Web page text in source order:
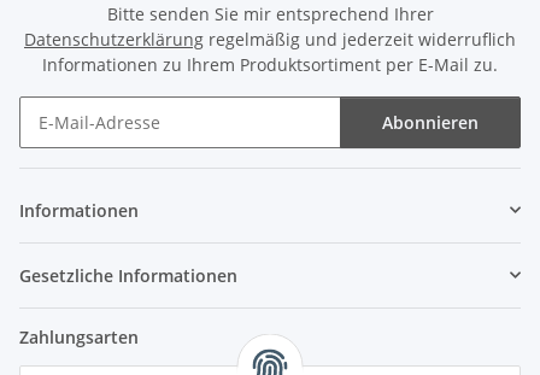
Bitte senden Sie mir entsprechend Ihrer
Datenschutzerklärung regelmäßig und jederzeit widerruflich
Informationen zu Ihrem Produktsortiment per E-Mail zu.
Abonnieren
Informationen
Gesetzliche Informationen
Zahlungsarten